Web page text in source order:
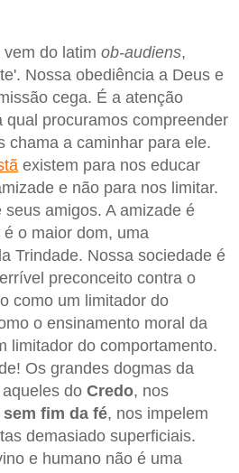
do latim ob-audiens,
Nossa obediência a Deus e
cega. É a atenção
qual procuramos compreender
chama a caminhar para ele.
existem para nos educar
e não para nos limitar.
amigos. A amizade é
o maior dom, uma
Trindade. Nossa sociedade é
preconceito contra o
como um limitador do
o ensinamento moral da
limitador do comportamento.
Os grandes dogmas da
do Credo, nos
fim da fé, nos impelem
demasiado superficiais.
e humano não é uma